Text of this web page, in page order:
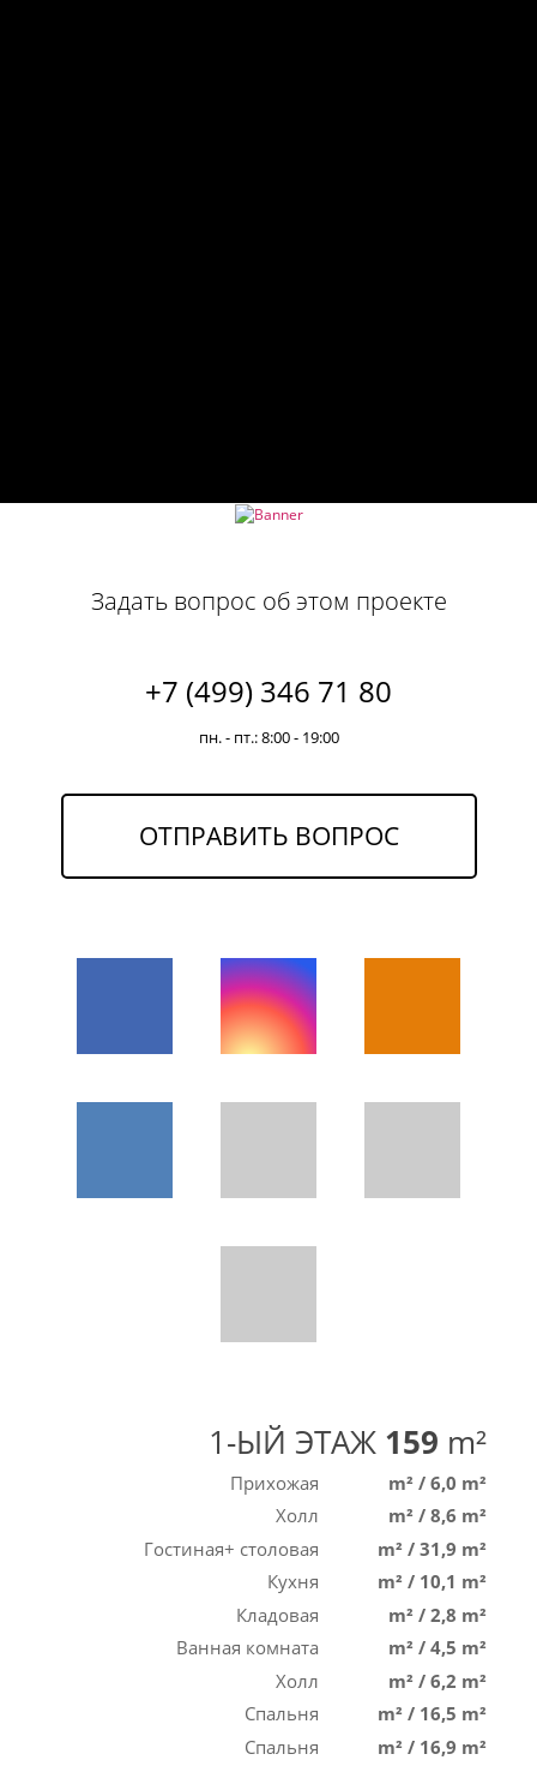
Задать вопрос об этом проекте
+7 (499) 346 71 80
пн. - пт.: 8:00 - 19:00
ОТПРАВИТЬ ВОПРОС
1-ЫЙ ЭТАЖ 159 m²
Прихожая m² / 6,0 m²
Холл
m² / 8,6 m²
Гостиная+ столовая
m² / 31,9 m²
Кухня
m² / 10,1 m²
Кладовая
m² / 2,8 m²
Ванная комната
m² / 4,5 m²
Холл
m² / 6,2 m²
Спальня
m² / 16,5 m²
Спальня
m² / 16,9 m²